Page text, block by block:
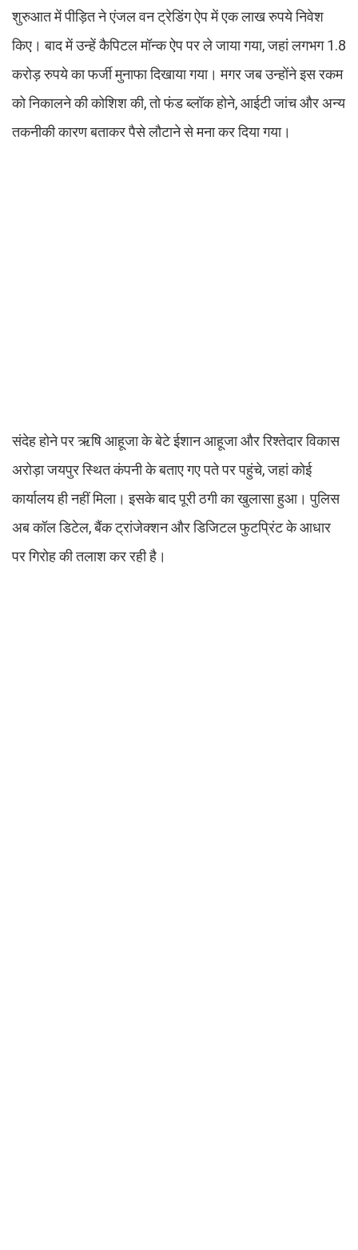
शुरुआत में पीड़ित ने एंजल वन ट्रेडिंग ऐप में एक लाख रुपये निवेश
किए। बाद में उन्हें कैपिटल मॉन्क ऐप पर ले जाया गया, जहां लगभग 1.8
करोड़ रुपये का फर्जी मुनाफा दिखाया गया। मगर जब उन्होंने इस रकम
को निकालने की कोशिश की, तो फंड ब्लॉक होने, आईटी जांच और अन्य
तकनीकी कारण बताकर पैसे लौटाने से मना कर दिया गया।
संदेह होने पर ऋषि आहूजा के बेटे ईशान आहूजा और रिश्तेदार विकास
अरोड़ा जयपुर स्थित कंपनी के बताए गए पते पर पहुंचे, जहां कोई
कार्यालय ही नहीं मिला। इसके बाद पूरी ठगी का खुलासा हुआ। पुलिस
अब कॉल डिटेल, बैंक ट्रांजेक्शन और डिजिटल फुटप्रिंट के आधार
पर गिरोह की तलाश कर रही है।